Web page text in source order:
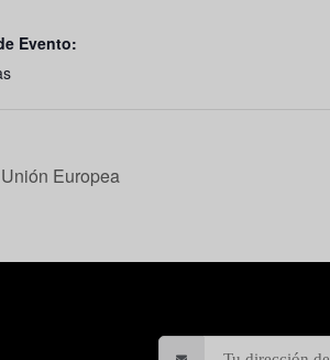
Evento:
Europea